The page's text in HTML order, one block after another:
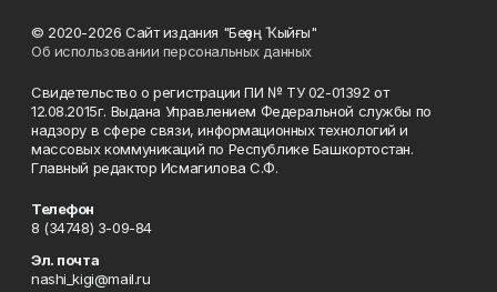
© 2020-2026 Сайт издания "Беҙҙең Ҡыйғы"
Об использовании персональных данных
Свидетельство о регистрации ПИ № ТУ 02-01392 от
12.08.2015г. Выдана Управлением Федеральной службы по
надзору в сфере связи, информационных технологий и
массовых коммуникаций по Республике Башкортостан.
Главный редактор Исмагилова С.Ф.
Телефон
8 (34748) 3-09-84
Эл. почта
nashi_kigi@mail.ru